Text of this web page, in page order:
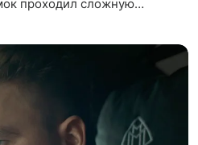
проходил сложную